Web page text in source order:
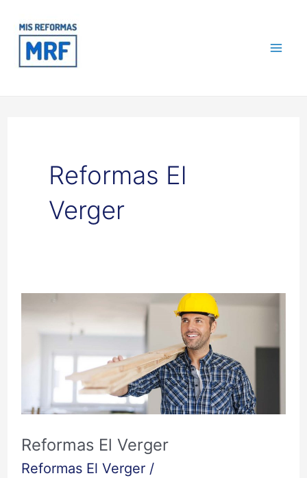
contenido
Reformas El
Verger
Reformas El Verger
Reformas El Verger/
Reformas
El